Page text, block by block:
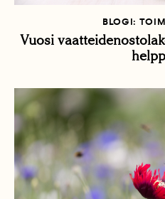
BLOGI:
Vuosi